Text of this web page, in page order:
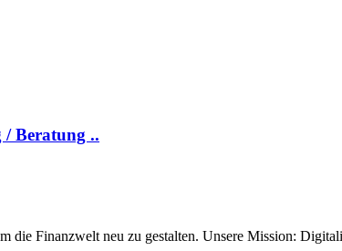
/ Beratung ..
die Finanzwelt neu zu gestalten. Unsere Mission: